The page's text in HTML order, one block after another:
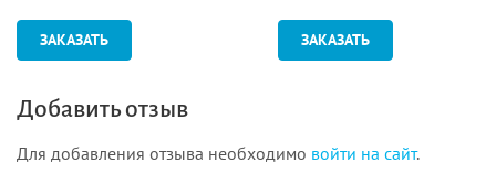
ЗАКАЗАТЬ ЗАКАЗАТЬ
Добавить отзыв
Для добавления отзыва необходимо войти на сайт.